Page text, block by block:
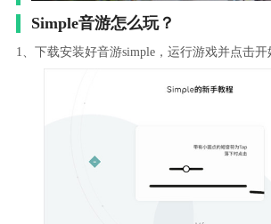
Simple音游怎么玩？
1、下载安装好音游simple，运行游戏并点击开